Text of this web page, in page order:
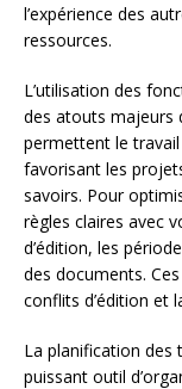
l’expérience des
ressources.
L’utilisation des
des atouts majeurs
permettent le
favorisant les
savoirs. Pour
règles claires avec
d’édition, les
des documents.
conflits d’édition et
La planification des
puissant outil